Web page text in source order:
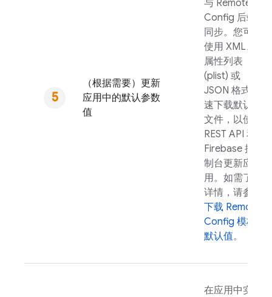
（根据需要）更新
应用中的默认参数
值
与 Remote
Config 后端
同步。您可以
使用 XML、
属性列表
(plist) 或
JSON 格式快
速下载默认值
文件，以使用
REST API 和
Firebase 控
制台更新应
用。如需了解
详情，请参阅
下载 Remote
Config 模板
默认值。
在应用中实现